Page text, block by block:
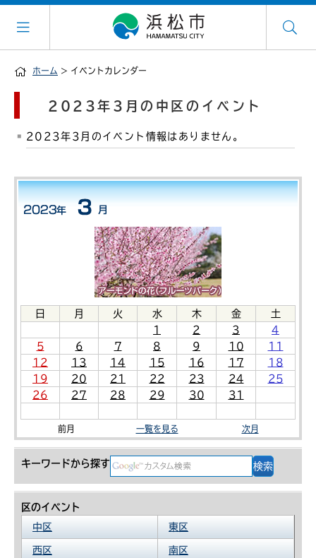
ホーム > イベントカレンダー
日 月 火 水 木 金
土
1
2 3
4
5
6 7 8 9 10
11
12
13 14 15 16 17
18
19
20 21 22 23 24
25
26
27 28 29 30 31
前月 一覧を見る 次月
キーワードから探す
区のイベント
中区
東区
西区 南区
2023年3月の中区のイベント
2023年3月のイベント情報はありません。